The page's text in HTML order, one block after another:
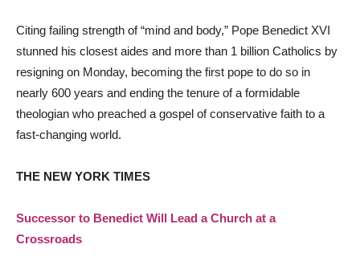
Citing failing strength of “mind and body,” Pope Benedict XVI
stunned his closest aides and more than 1 billion Catholics by
resigning on Monday, becoming the first pope to do so in
nearly 600 years and ending the tenure of a formidable
theologian who preached a gospel of conservative faith to a
fast-changing world.
THE NEW YORK TIMES
Successor to Benedict Will Lead a Church at a
Crossroads